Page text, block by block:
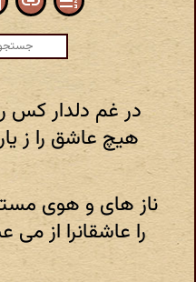
در غم دلدار کس
هیچ عاشق را ز
ناز های و هوی
را عاشقانرا از